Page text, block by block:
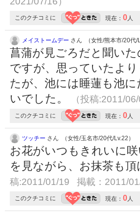
このクチコミに 現在： 0 人
メイストームデー さん （女性/熊本市/20代/
菖蒲が見ごろだと聞い
ですが、思っていたよ
たが、池には睡蓮も池
いでした。
（投稿:2011/
このクチコミに 現在： 0 人
ツッチー さん （女性/玉名市/20代/Lv.22）
お花がいつもきれいに
を見ながら、お抹茶も
稿:2011/01/19 掲載：2011/01/
このクチコミに 現在： 0 人